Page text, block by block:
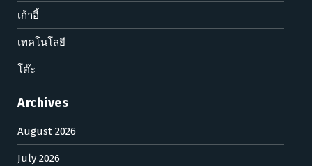
เก้าอี้
เทคโนโลยี
โต๊ะ
Archives
August 2026
July 2026